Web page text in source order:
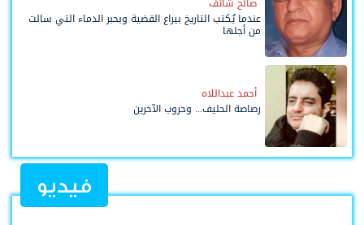
عندما يُكتب التاريخ بيراع القضية وبحبر الدماء التي سالت
من أجلها
أحمد عبداللاه
رصاصة الحليف... وحروب الآخرين
فيديو